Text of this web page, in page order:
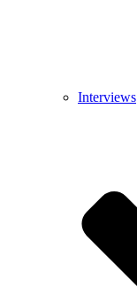
Interviews